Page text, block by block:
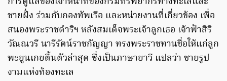
ชายฝั่ง ร่วมกับกองทัพเรือ และหน่วยงานที่เกี่ยวข้อง เพื่อ
สนองพระราชดำริฯ หลังสมเด็จพระเจ้าลูกเธอ เจ้าฟ้าสิริ
วัณณวรี นารีรัตน์ราชกัญญา ทรงพระราชทานชื่อให้แก่ลูก
พะยูนเกยตื้นตัวล่าสุด ซึ่งเป็นภาษายาวี แปลว่า ชายรูป
งามแห่งท้องทะเล